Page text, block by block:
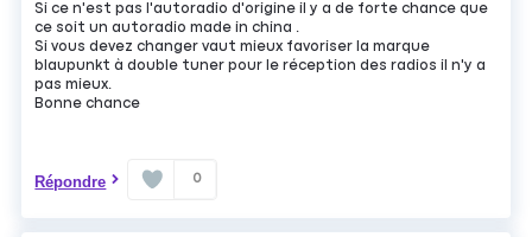
Si ce n'est pas l'autoradio d'origine il y a de forte chance que
ce soit un autoradio made in china .
Si vous devez changer vaut mieux favoriser la marque
blaupunkt à double tuner pour le réception des radios il n'y a
pas mieux.
Bonne chance
Répondre 0